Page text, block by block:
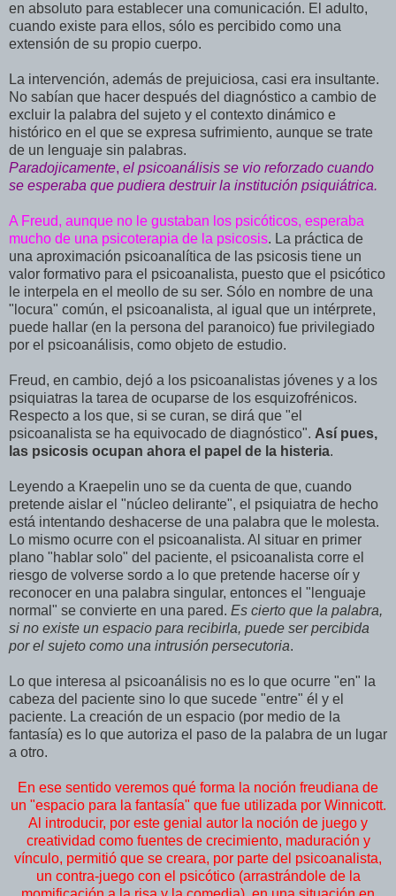
en absoluto para establecer una comunicación. El adulto,
cuando existe para ellos, sólo es percibido como una
extensión de su propio cuerpo.
La intervención, además de prejuiciosa, casi era insultante.
No sabían que hacer después del diagnóstico a cambio de
excluir la palabra del sujeto y el contexto dinámico e
histórico en el que se expresa sufrimiento, aunque se trate
de un lenguaje sin palabras.
Paradojicamente, el psicoanálisis se vio reforzado cuando
se esperaba que pudiera destruir la institución psiquiátrica.
A Freud, aunque no le gustaban los psicóticos, esperaba
mucho de una psicoterapia de la psicosis. La práctica de
una aproximación psicoanalítica de las psicosis tiene un
valor formativo para el psicoanalista, puesto que el psicótico
le interpela en el meollo de su ser. Sólo en nombre de una
"locura" común, el psicoanalista, al igual que un intérprete,
puede hallar (en la persona del paranoico) fue privilegiado
por el psicoanálisis, como objeto de estudio.
Freud, en cambio, dejó a los psicoanalistas jóvenes y a los
psiquiatras la tarea de ocuparse de los esquizofrénicos.
Respecto a los que, si se curan, se dirá que "el
psicoanalista se ha equivocado de diagnóstico". Así pues,
las psicosis ocupan ahora el papel de la histeria.
Leyendo a Kraepelin uno se da cuenta de que, cuando
pretende aislar el "núcleo delirante", el psiquiatra de hecho
está intentando deshacerse de una palabra que le molesta.
Lo mismo ocurre con el psicoanalista. Al situar en primer
plano "hablar solo" del paciente, el psicoanalista corre el
riesgo de volverse sordo a lo que pretende hacerse oír y
reconocer en una palabra singular, entonces el "lenguaje
normal" se convierte en una pared. Es cierto que la palabra,
si no existe un espacio para recibirla, puede ser percibida
por el sujeto como una intrusión persecutoria.
Lo que interesa al psicoanálisis no es lo que ocurre "en" la
cabeza del paciente sino lo que sucede "entre" él y el
paciente. La creación de un espacio (por medio de la
fantasía) es lo que autoriza el paso de la palabra de un lugar
a otro.
En ese sentido veremos qué forma la noción freudiana de
un "espacio para la fantasía" que fue utilizada por Winnicott.
Al introducir, por este genial autor la noción de juego y
creatividad como fuentes de crecimiento, maduración y
vínculo, permitió que se creara, por parte del psicoanalista,
un contra-juego con el psicótico (arrastrándole de la